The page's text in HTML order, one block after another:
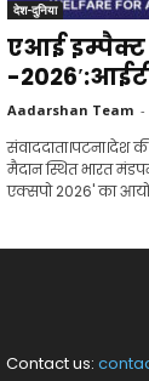
देश-दुनिया
एआई इम्पैक्ट
-
Aadarshan Team -
संवाददाता।पटना।देश
मैदान स्थित भारत
एक्सपो 2026' का
Contact us: